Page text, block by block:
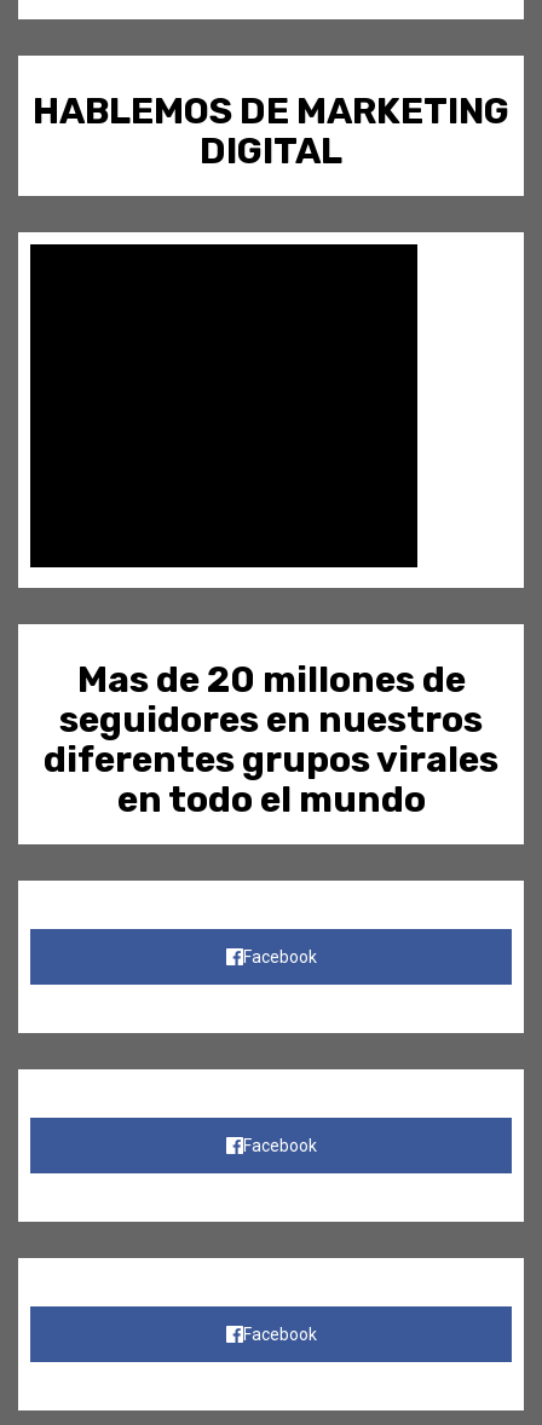
HABLEMOS DE MARKETING
DIGITAL
Mas de 20 millones de
seguidores en nuestros
diferentes grupos virales
en todo el mundo
Facebook
Facebook
Facebook